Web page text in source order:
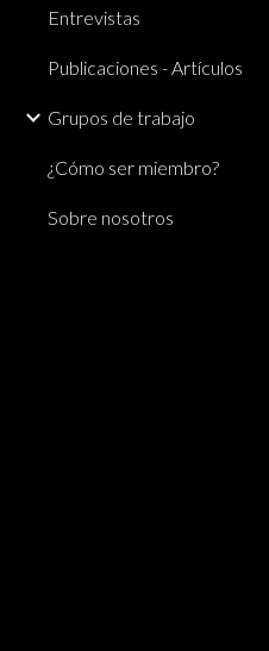
Entrevistas
Publicaciones - Artículos
Grupos de trabajo
¿Cómo ser miembro?
Sobre nosotros